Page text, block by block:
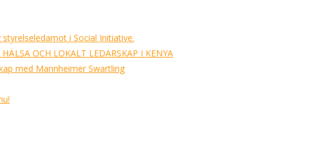
i Social Initiative.
OCH LOKALT LEDARSKAP I KENYA
med Mannheimer Swartling